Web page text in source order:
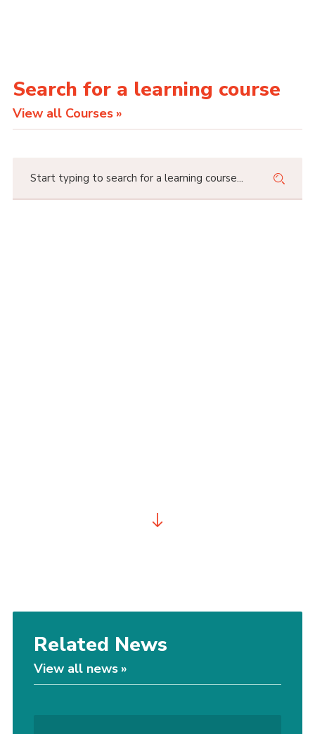
Search for a learning course
View all Courses
Related News
View all news